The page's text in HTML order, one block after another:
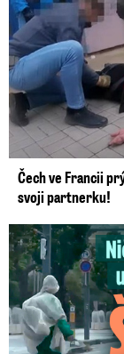
Čech ve Francii
svoji partnerku!
Ničivý tajfun